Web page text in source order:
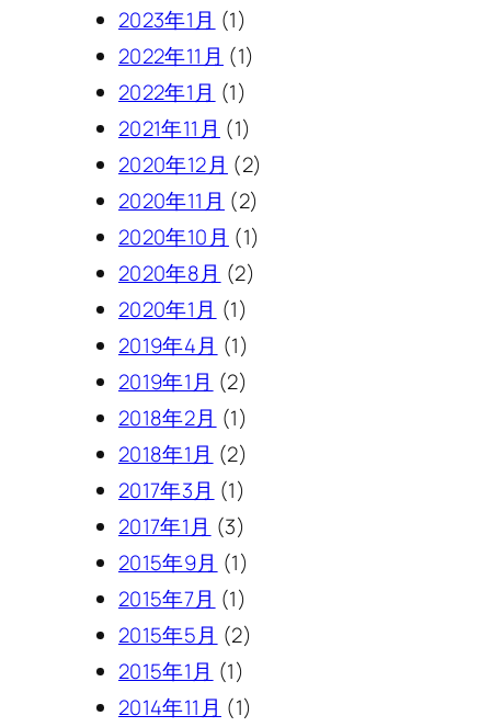
2023年1月 (1)
2022年11月 (1)
2022年1月 (1)
2021年11月 (1)
2020年12月 (2)
2020年11月 (2)
2020年10月 (1)
2020年8月 (2)
2020年1月 (1)
2019年4月 (1)
2019年1月 (2)
2018年2月 (1)
2018年1月 (2)
2017年3月 (1)
2017年1月 (3)
2015年9月 (1)
2015年7月 (1)
2015年5月 (2)
2015年1月 (1)
2014年11月 (1)